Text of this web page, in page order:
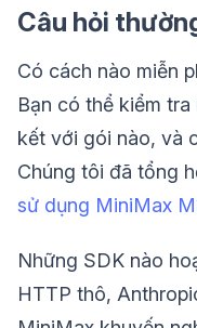
Câu hỏi
Có cách nào miễn
Bạn có thể kiểm
kết với gói nào, và
Chúng tôi đã tổng
sử dụng MiniMax
Những SDK nào
HTTP thô,